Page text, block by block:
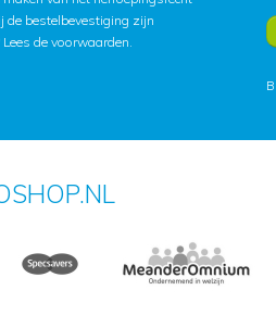
de bestelbevestiging zijn
Lees de voorwaarden.